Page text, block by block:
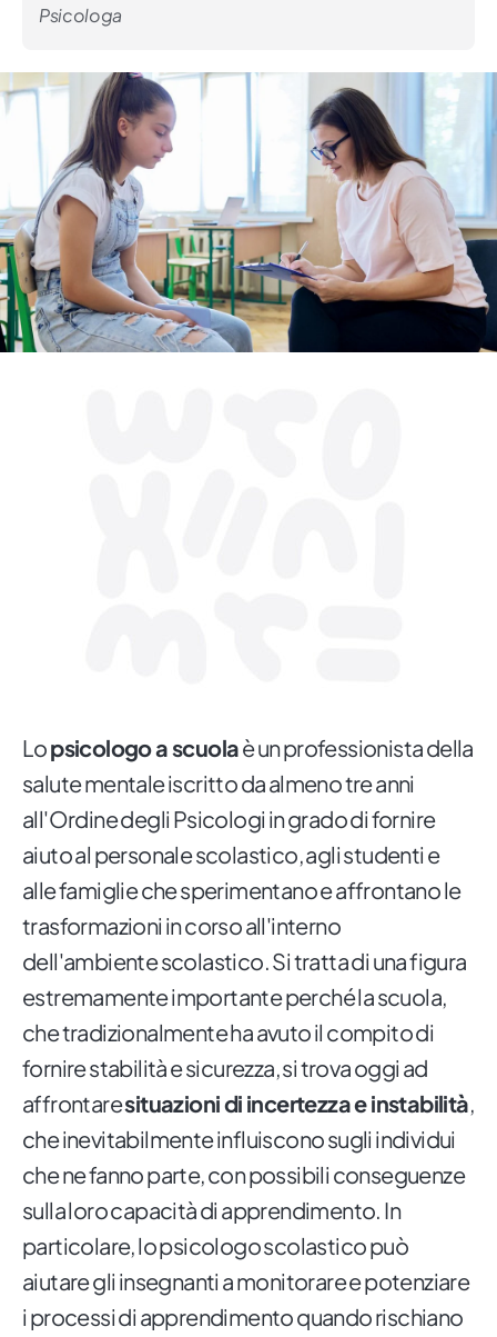
Psicologa
Lopsicologo a scuolaè un professionista della
salute mentale iscritto da almeno tre anni
all'Ordine degli Psicologi in grado di fornire
aiuto al personale scolastico, agli studenti e
alle famiglie che sperimentano e affrontano le
trasformazioni in corso all'interno
dell'ambiente scolastico. Si tratta di una figura
estremamente importante perché la scuola,
che tradizionalmente ha avuto il compito di
fornire stabilità e sicurezza, si trova oggi ad
affrontaresituazioni di incertezza e instabilità,
che inevitabilmente influiscono sugli individui
che ne fanno parte, con possibili conseguenze
sulla loro capacità di apprendimento. In
particolare, lo psicologo scolastico può
aiutare gli insegnanti a monitorare e potenziare
i processi di apprendimento quando rischiano